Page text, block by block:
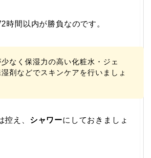
時間以内が勝負なのです。
なく保湿力の高い化粧水・ジェ
湿剤などでスキンケアを行いましょ
控え、 シャワーにしておきましょ